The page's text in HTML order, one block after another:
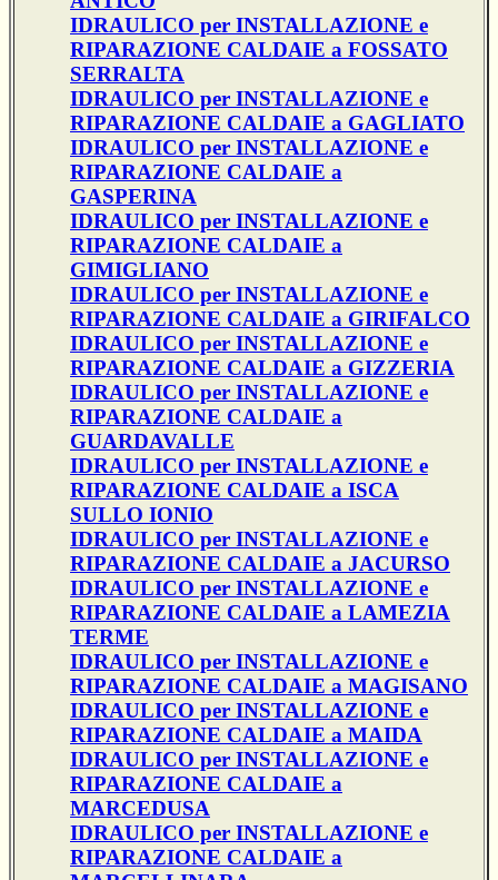
IDRAULICO per INSTALLAZIONE e
RIPARAZIONE CALDAIE a FOSSATO
SERRALTA
IDRAULICO per INSTALLAZIONE e
RIPARAZIONE CALDAIE a GAGLIATO
IDRAULICO per INSTALLAZIONE e
RIPARAZIONE CALDAIE a
GASPERINA
IDRAULICO per INSTALLAZIONE e
RIPARAZIONE CALDAIE a
GIMIGLIANO
IDRAULICO per INSTALLAZIONE e
RIPARAZIONE CALDAIE a GIRIFALCO
IDRAULICO per INSTALLAZIONE e
RIPARAZIONE CALDAIE a GIZZERIA
IDRAULICO per INSTALLAZIONE e
RIPARAZIONE CALDAIE a
GUARDAVALLE
IDRAULICO per INSTALLAZIONE e
RIPARAZIONE CALDAIE a ISCA
SULLO IONIO
IDRAULICO per INSTALLAZIONE e
RIPARAZIONE CALDAIE a JACURSO
IDRAULICO per INSTALLAZIONE e
RIPARAZIONE CALDAIE a LAMEZIA
TERME
IDRAULICO per INSTALLAZIONE e
RIPARAZIONE CALDAIE a MAGISANO
IDRAULICO per INSTALLAZIONE e
RIPARAZIONE CALDAIE a MAIDA
IDRAULICO per INSTALLAZIONE e
RIPARAZIONE CALDAIE a
MARCEDUSA
IDRAULICO per INSTALLAZIONE e
RIPARAZIONE CALDAIE a